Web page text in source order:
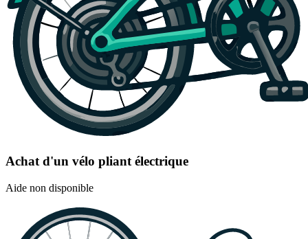
Achat d'un vélo pliant électrique
Aide non disponible